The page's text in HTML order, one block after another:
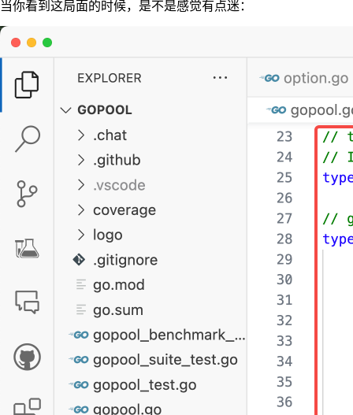
当你看到这局面的时候，是不是感觉有点迷：